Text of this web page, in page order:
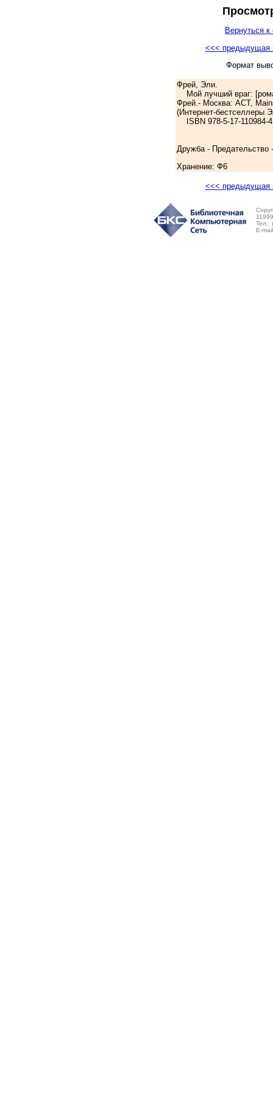
Вернуться к
<<< предыдущая
Формат
Фрей, Эли.
Мой лучший враг:
Фрей.- Москва: АСТ,
(Интернет-бестселлеры
ISBN 978-5-17-110984-
Дружба - Предательство
Хранение: Ф6
<<< предыдущая
Тел.:
E-